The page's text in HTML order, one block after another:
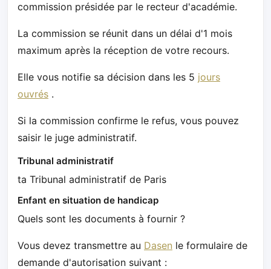
commission présidée par le recteur d'académie.
La commission se réunit dans un délai d'1 mois
maximum après la réception de votre recours.
Elle vous notifie sa décision dans les 5 jours
ouvrés .
Si la commission confirme le refus, vous pouvez
saisir le juge administratif.
Tribunal administratif
ta Tribunal administratif de Paris
Enfant en situation de handicap
Quels sont les documents à fournir ?
Vous devez transmettre au Dasen le formulaire de
demande d'autorisation suivant :